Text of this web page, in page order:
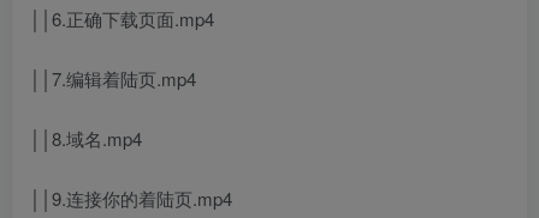
││6.正确下载页面.mp4
││7.编辑着陆页.mp4
││8.域名.mp4
││9.连接你的着陆页.mp4